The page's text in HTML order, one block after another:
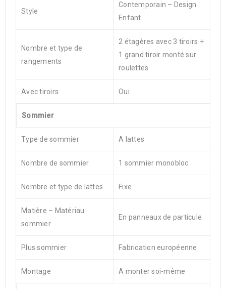
Style
Contemporain – Design
Enfant
Nombre et type de
rangements
2 étagères avec 3 tiroirs +
1 grand tiroir monté sur
roulettes
Avec tiroirs Oui
Sommier
Type de sommier A lattes
Nombre de sommier 1 sommier monobloc
Nombre et type de lattes Fixe
Matière – Matériau
sommier
En panneaux de particule
Plus sommier Fabrication européenne
Montage A monter soi-même